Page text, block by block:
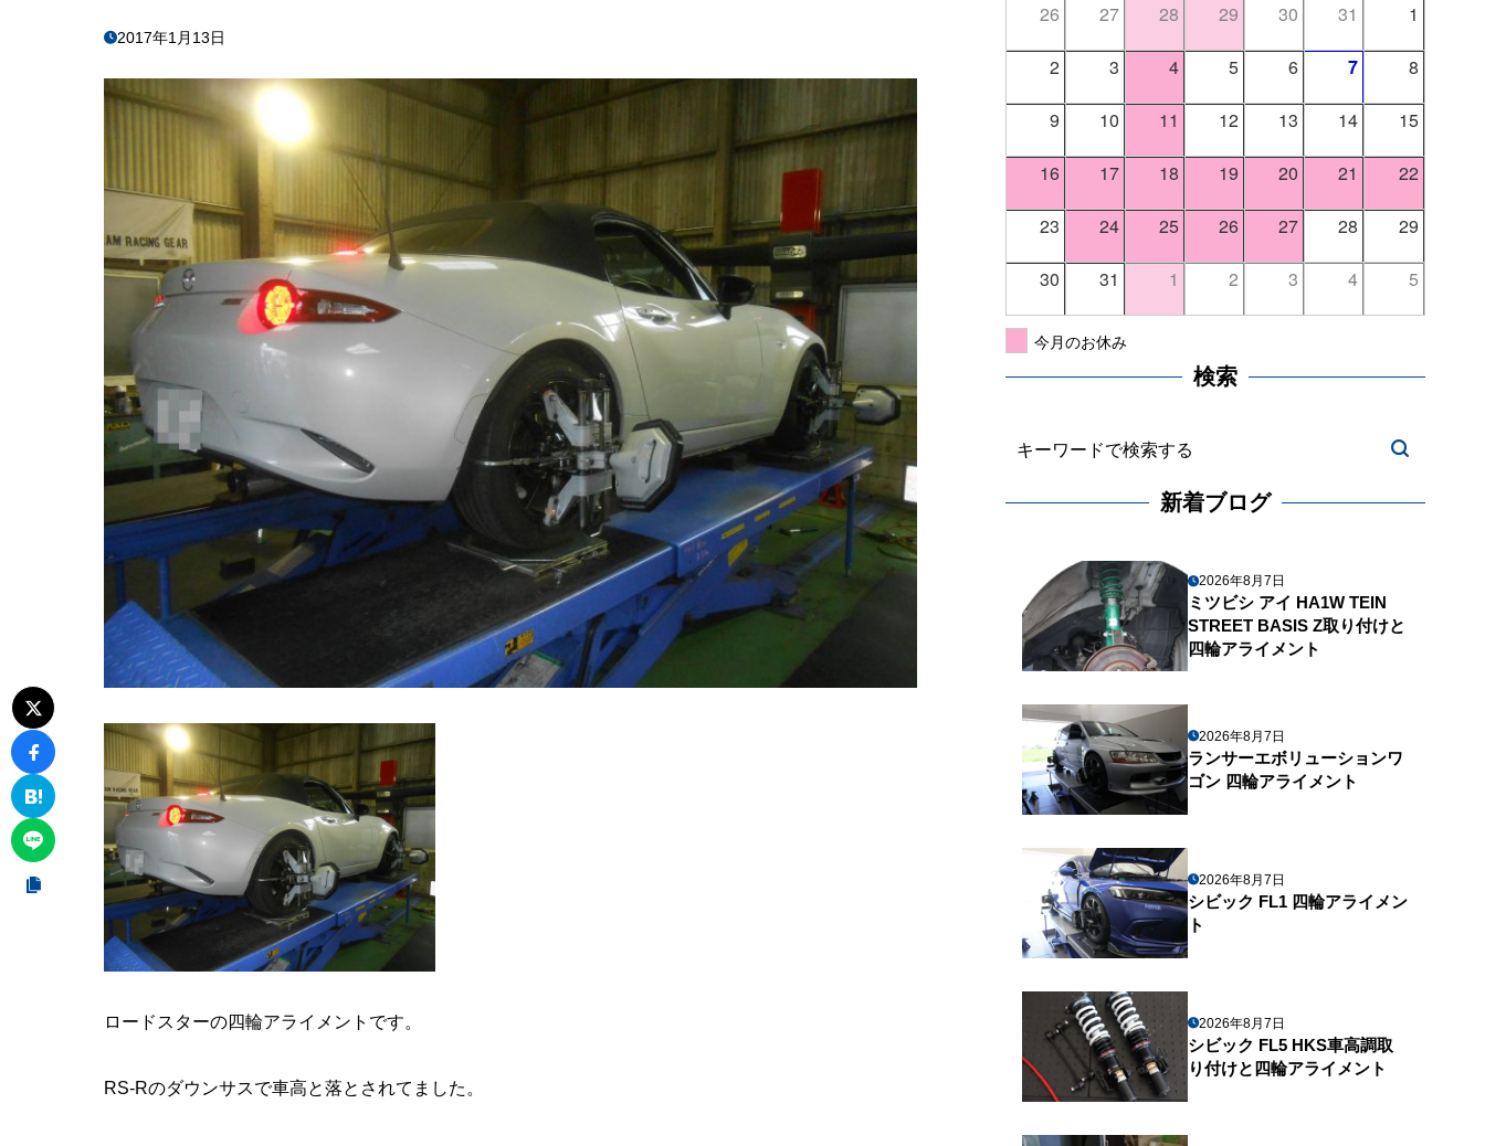
2017年1月13日
ロードスターの四輪アライメントです。
RS-Rのダウンサスで車高と落とされてました。
26 27 28 29 30 31 1
2 3 4 5 6 7 8
9 10 11 12 13 14 15
16 17 18 19 20 21 22
23 24 25 26 27 28 29
30 31 1 2 3 4 5
今月のお休み
検索
新着ブログ
2026年8月7日
ミツビシ アイ HA1W TEIN
STREET BASIS Z取り付けと
四輪アライメント
2026年8月7日
ランサーエボリューションワ
ゴン 四輪アライメント
2026年8月7日
シビック FL1 四輪アライメン
ト
2026年8月7日
シビック FL5 HKS車高調取
り付けと四輪アライメント